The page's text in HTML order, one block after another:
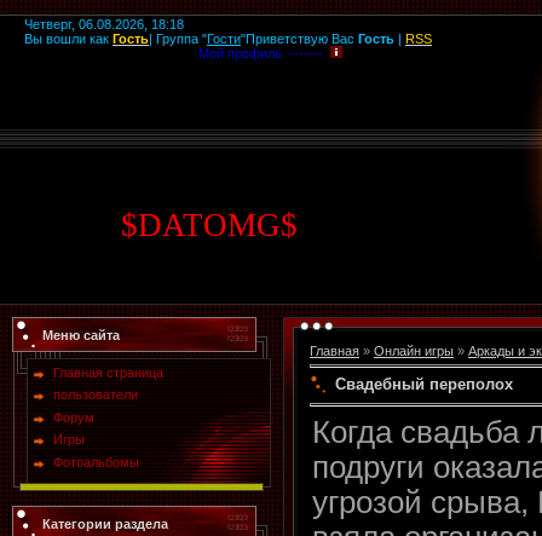
Четверг, 06.08.2026, 18:18
Вы вошли как Гость| Группа "Гости"Приветствую Вас Гость | RSS
Мой профиль -------
$DATOMG$
Меню сайта
Главная страница
пользователи
Форум
Игры
Фотоальбомы
Категории раздела
Главная » Онлайн игры » Аркады и
Свадебный переполох
Когда свадьба
подруги
угрозой срыва,